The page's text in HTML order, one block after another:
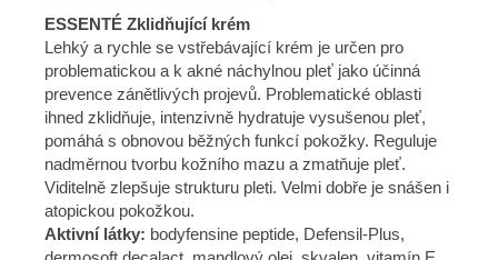
ESSENTÉ Zklidňující krém
Lehký a rychle se vstřebávající krém je určen pro
problematickou a k akné náchylnou pleť jako účinná
prevence zánětlivých projevů. Problematické oblasti
ihned zklidňuje, intenzivně hydratuje vysušenou pleť,
pomáhá s obnovou běžných funkcí pokožky. Reguluje
nadměrnou tvorbu kožního mazu a zmatňuje pleť.
Viditelně zlepšuje strukturu pleti. Velmi dobře je snášen i
atopickou pokožkou.
Aktivní látky: bodyfensine peptide, Defensil-Plus,